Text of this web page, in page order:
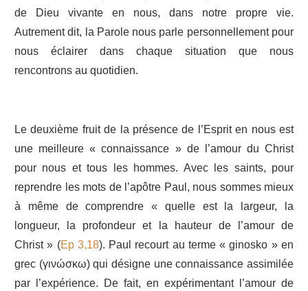
de Dieu vivante en nous, dans notre propre vie.
Autrement dit, la Parole nous parle personnellement pour
nous éclairer dans chaque situation que nous
rencontrons au quotidien.
Le deuxième fruit de la présence de l’Esprit en nous est
une meilleure « connaissance » de l’amour du Christ
pour nous et tous les hommes. Avec les saints, pour
reprendre les mots de l’apôtre Paul, nous sommes mieux
à même de comprendre « quelle est la largeur, la
longueur, la profondeur et la hauteur de l’amour de
Christ » (Ep 3,18). Paul recourt au terme « ginosko » en
grec (γινώσκω) qui désigne une connaissance assimilée
par l’expérience. De fait, en expérimentant l’amour de